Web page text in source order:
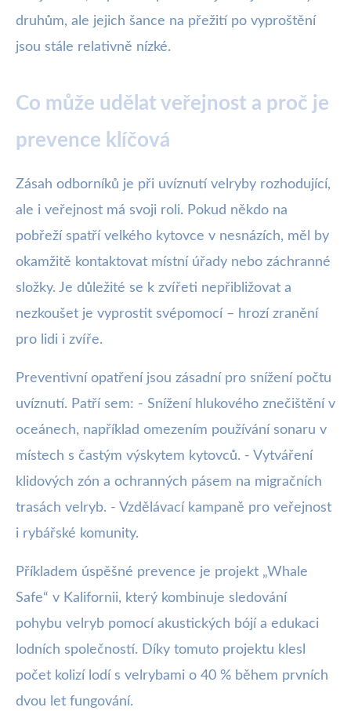
druhům, ale jejich šance na přežití po vyproštění
jsou stále relativně nízké.
Co může udělat veřejnost a proč je
prevence klíčová
Zásah odborníků je při uvíznutí velryby rozhodující,
ale i veřejnost má svoji roli. Pokud někdo na
pobřeží spatří velkého kytovce v nesnázích, měl by
okamžitě kontaktovat místní úřady nebo záchranné
složky. Je důležité se k zvířeti nepřibližovat a
nezkoušet je vyprostit svépomocí – hrozí zranění
pro lidi i zvíře.
Preventivní opatření jsou zásadní pro snížení počtu
uvíznutí. Patří sem: - Snížení hlukového znečištění v
oceánech, například omezením používání sonaru v
místech s častým výskytem kytovců. - Vytváření
klidových zón a ochranných pásem na migračních
trasách velryb. - Vzdělávací kampaně pro veřejnost
i rybářské komunity.
Příkladem úspěšné prevence je projekt „Whale
Safe“ v Kalifornii, který kombinuje sledování
pohybu velryb pomocí akustických bójí a edukaci
lodních společností. Díky tomuto projektu klesl
počet kolizí lodí s velrybami o 40 % během prvních
dvou let fungování.